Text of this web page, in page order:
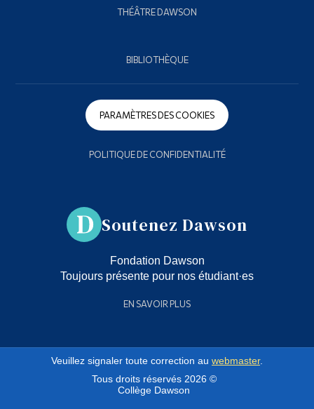
THÉÂTRE DAWSON
BIBLIOTHÈQUE
PARAMÈTRES DES COOKIES
POLITIQUE DE CONFIDENTIALITÉ
Soutenez Dawson
Fondation Dawson
Toujours présente pour nos étudiant·es
EN SAVOIR PLUS
Veuillez signaler toute correction au webmaster.
Tous droits réservés 2026 ©
Collège Dawson